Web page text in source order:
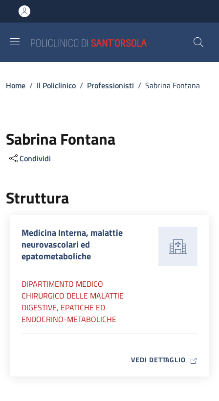
al contenuto principale
to footer content
Briciole di pane
Home / Il Policlinico / Professionisti / Sabrina Fontana
Sabrina Fontana
Condividi
Struttura
Medicina Interna, malattie
neurovascolari ed
epatometaboliche
DIPARTIMENTO MEDICO
CHIRURGICO DELLE MALATTIE
DIGESTIVE, EPATICHE ED
ENDOCRINO-METABOLICHE
VEDI DETTAGLIO MAP ICON